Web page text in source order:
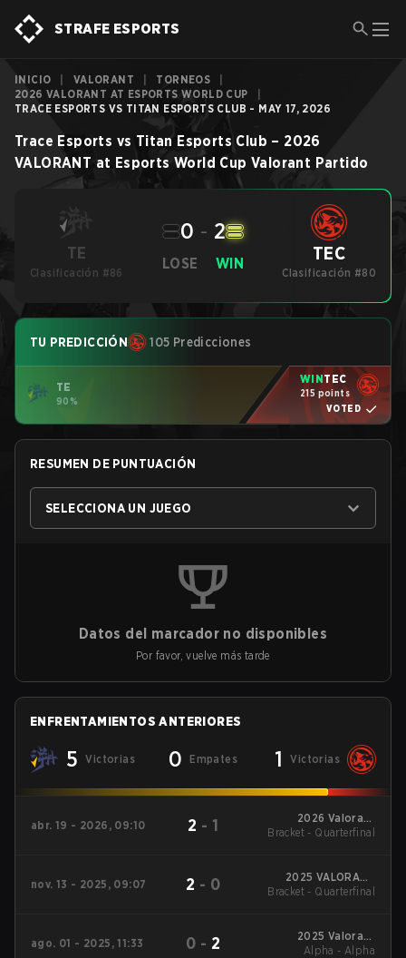
STRAFE ESPORTS
INICIO VALORANT TORNEOS
2026 VALORANT AT ESPORTS WORLD CUP
TRACE ESPORTS VS TITAN ESPORTS CLUB - MAY 17, 2026
Trace Esports vs Titan Esports Club – 2026
VALORANT at Esports World Cup Valorant Partido
TE
Clasificación #86
LOSE
0 - 2
WIN TEC
Clasificación #80
TU PREDICCIÓN 105 Predicciones
TE
90%
WINTEC
215 points
VOTED
RESUMEN DE PUNTUACIÓN
SELECCIONA UN JUEGO
Datos del marcador no disponibles
Por favor, vuelve más tarde
ENFRENTAMIENTOS ANTERIORES
5 Victorias 0 Empates 1 Victorias
abr. 19 - 2026, 09:10 2 - 1
2026 Valorant
Champions Tour:
Bracket - Quarterfinal
nov. 13 - 2025, 09:07 2 - 0
2025 VALORANT
China Evolution
Bracket - Quarterfinal
ago. 01 - 2025, 11:33 0 - 2
2025 Valorant
Champions Tour:
Alpha - Alpha